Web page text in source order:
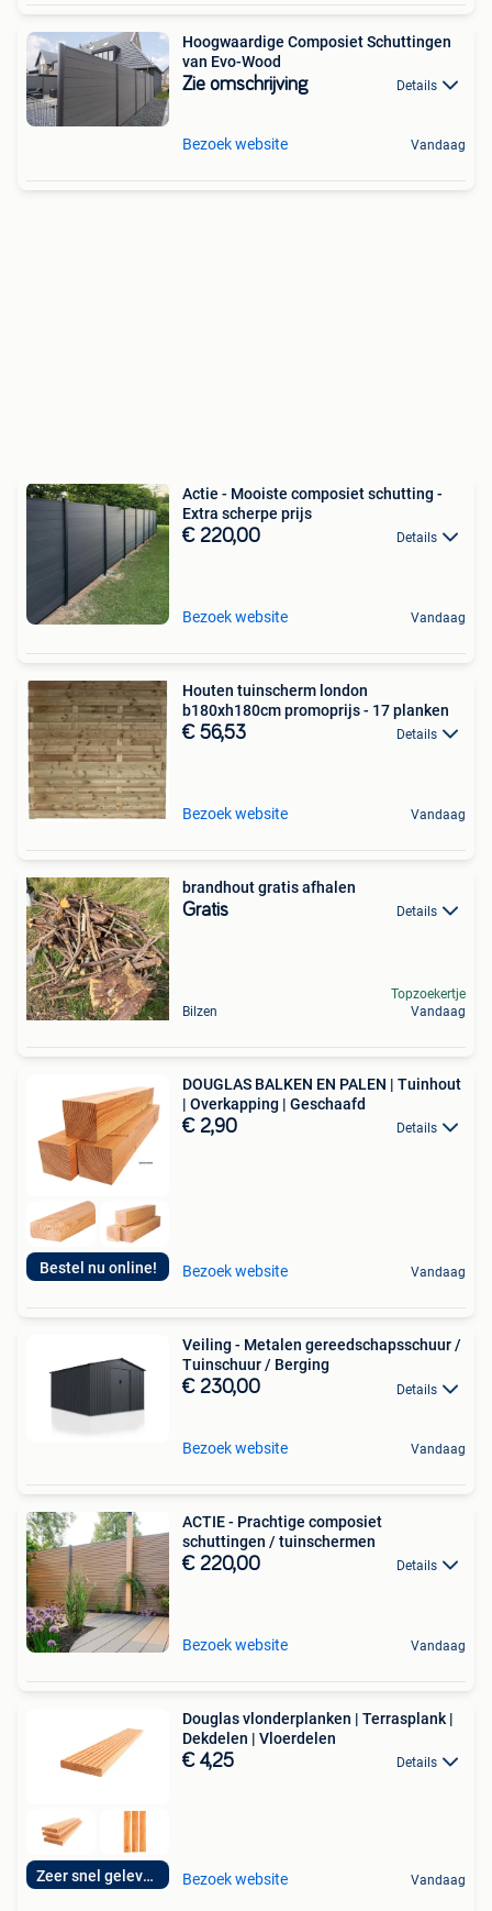
Hoogwaardige Composiet Schuttingen
van Evo-Wood
Zie omschrijving Details
Bezoek website Vandaag
Actie - Mooiste composiet schutting -
Extra scherpe prijs
€ 220,00 Details
Bezoek website Vandaag
Houten tuinscherm london
b180xh180cm promoprijs - 17 planken
€ 56,53 Details
Bezoek website Vandaag
brandhout gratis afhalen
Gratis Details
Bilzen
Topzoekertje
Vandaag
Bestel nu online!
DOUGLAS BALKEN EN PALEN | Tuinhout
| Overkapping | Geschaafd
€ 2,90 Details
Bezoek website Vandaag
Veiling - Metalen gereedschapsschuur /
Tuinschuur / Berging
€ 230,00 Details
Bezoek website Vandaag
ACTIE - Prachtige composiet
schuttingen / tuinschermen
€ 220,00 Details
Bezoek website Vandaag
Zeer snel geleverd
Douglas vlonderplanken | Terrasplank |
Dekdelen | Vloerdelen
€ 4,25 Details
Bezoek website Vandaag